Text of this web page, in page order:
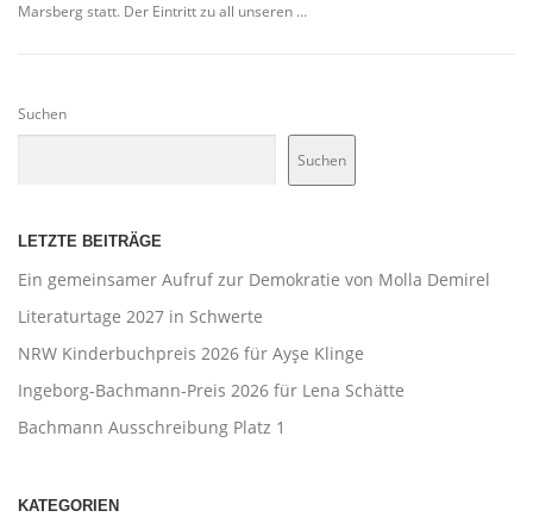
Marsberg statt. Der Eintritt zu all unseren …
Suchen
Suchen
LETZTE BEITRÄGE
Ein gemeinsamer Aufruf zur Demokratie von Molla Demirel
Literaturtage 2027 in Schwerte
NRW Kinderbuchpreis 2026 für Ayşe Klinge
Ingeborg-Bachmann-Preis 2026 für Lena Schätte
Bachmann Ausschreibung Platz 1
KATEGORIEN